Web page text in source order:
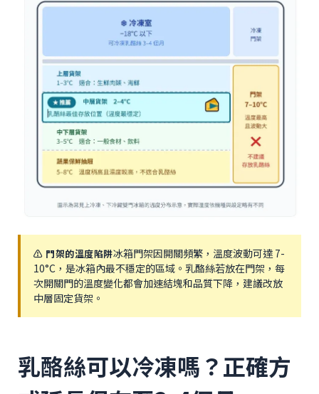
⚠️ 門架的溫度陷阱冰箱門架因開關頻繁，溫度波動可達 7-
10°C，是冰箱內最不穩定的區域。乳酪絲若放在門架，每
次開關門的溫度變化都會加速結塊和品質下降，建議改放
中層固定貨架。
乳酪絲可以冷凍嗎？正確方